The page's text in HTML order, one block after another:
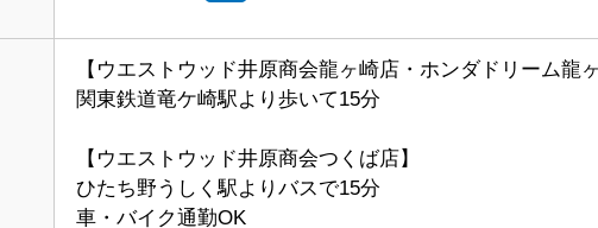
【ウエストウッド井原商会龍ヶ崎店・ホンダドリーム龍
関東鉄道竜ケ崎駅より歩いて15分
【ウエストウッド井原商会つくば店】
ひたち野うしく駅よりバスで15分
車・バイク通勤OK